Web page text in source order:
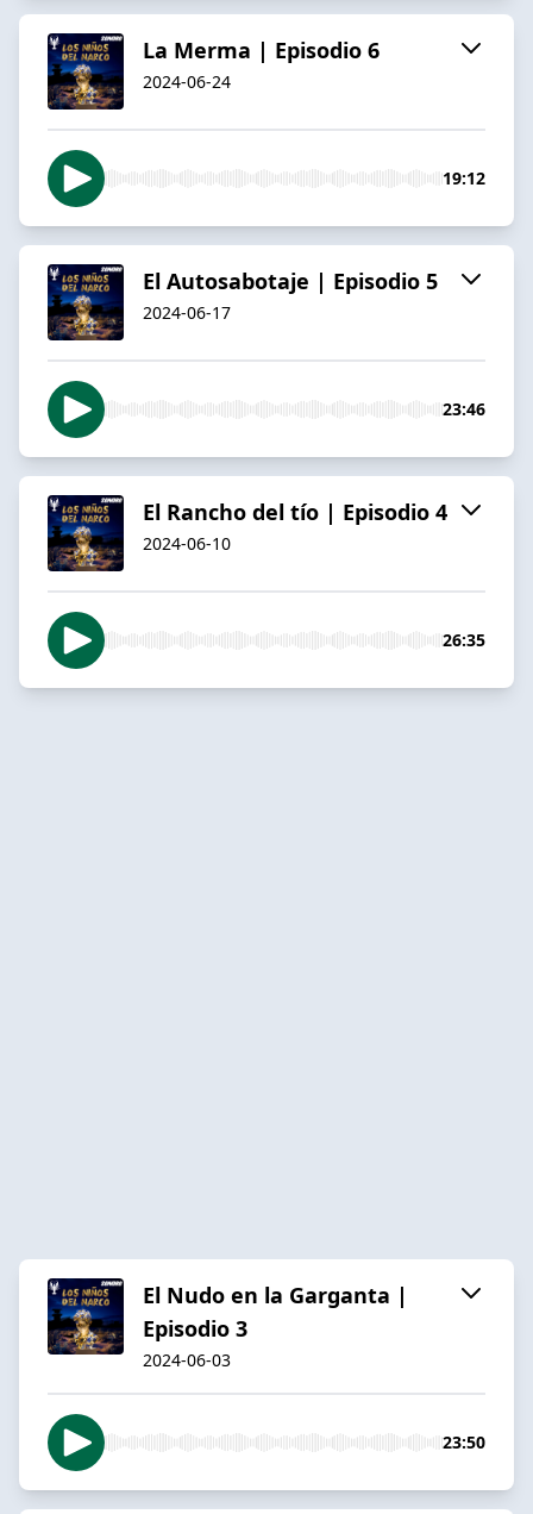
La Merma | Episodio 6
2024-06-24
19:12
El Autosabotaje | Episodio 5
2024-06-17
23:46
El Rancho del tío | Episodio 4
2024-06-10
26:35
El Nudo en la Garganta |
Episodio 3
2024-06-03
23:50